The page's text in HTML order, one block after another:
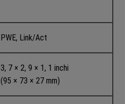
PWE, Link/Act
3, 7 × 2, 9 × 1, 1 inchi
(95 × 73 × 27 mm)